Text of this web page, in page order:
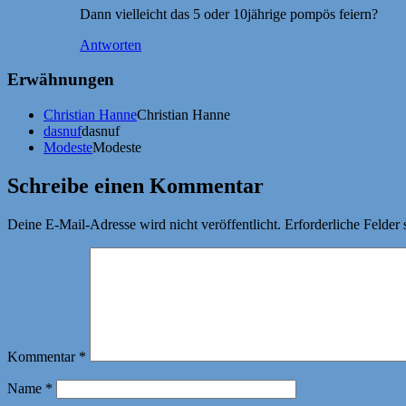
Dann vielleicht das 5 oder 10jährige pompös feiern?
Antworten
Erwähnungen
Christian HanneChristian Hanne
dasnufdasnuf
ModesteModeste
Schreibe einen Kommentar
Deine E-Mail-Adresse wird nicht veröffentlicht. Erforderliche Felder
Kommentar *
Name *